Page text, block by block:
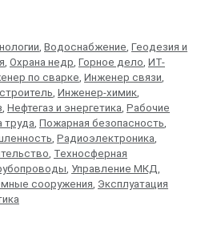
Водоснабжение Геодезия и
Охрана недр Горное дело ИТ-
по сварке Инженер связи
Инженер-химик
Нефтегаз и энергетика Рабочие
труда Пожарная безопасность
Радиоэлектроника
Техносферная
Управление МКД
сооружения Эксплуатация